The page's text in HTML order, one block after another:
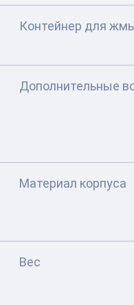
Контейнер для
Дополнительные
Материал корпуса
Вес